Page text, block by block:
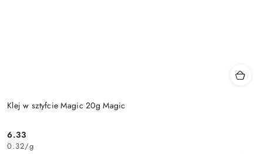
Klej w sztyfcie Magic 20g Magic
Cena:
6.33
0.32/g